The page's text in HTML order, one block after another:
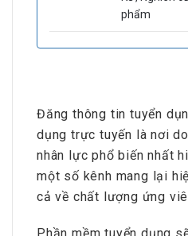
phẩm
Đăng thông tin tuyển
dụng trực tuyến là nơi
nhân lực phổ biến nhất
một số kênh mang lại
cả về chất lượng ứng